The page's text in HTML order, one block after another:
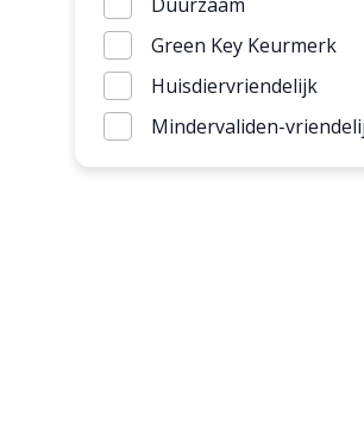
Green Key Keurmerk
Huisdiervriendelijk
Mindervaliden-